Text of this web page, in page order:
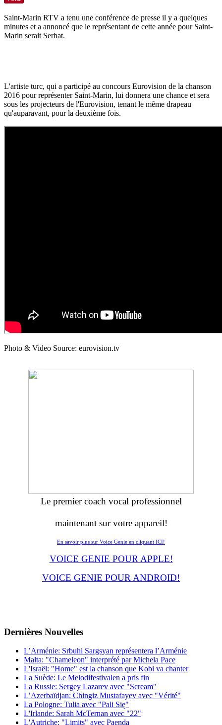
Saint-Marin RTV a tenu une conférence de presse il y a quelques
minutes et a annoncé que le représentant de cette année pour Saint-
Marin serait Serhat.
L'artiste turc, qui a participé au concours Eurovision de la chanson
2016 pour représenter Saint-Marin, lui donnera une chance et sera
sous les projecteurs de l'Eurovision, tenant le même drapeau
qu'auparavant, pour la deuxième fois.
Photo & Video Source: eurovision.tv
Le premier coach vocal professionnel
maintenant sur votre appareil!
En savoir plus sur Voice Genie en cliquant ICI!
VOICE GENIE POUR APPLE!
VOICE GENIE POUR ANDROID!
Dernières Νouvelles
L’Arménie: Srbuhi Sargsyan représentera l’Arménie
Malta: "Chameleon" interprété par Michela Pace
L'Israël: "Home" est la chanson que Kobi va chanter
La Suède: Le Melodifestivalen a pris fin
La Russie: Sergey Lazarev avec "Scream"
L’Azerbaïdjan: Chingiz Mustafayev avec "Vérité"
La Pologne: Tulia avec "Pali Się"
L'Irlande: Sarah McTernan avec "22"
L'Autriche: "Limits" avec Paenda